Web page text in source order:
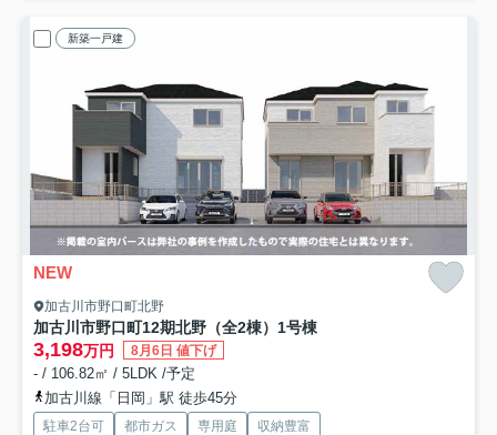
新築一戸建
NEW
加古川市野口町北野
加古川市野口町12期北野（全2棟）1号棟
3,198万円 8月6日 値下げ
- / 106.82㎡ / 5LDK /予定
加古川線「日岡」駅 徒歩45分
駐車2台可 都市ガス 専用庭
収納豊富